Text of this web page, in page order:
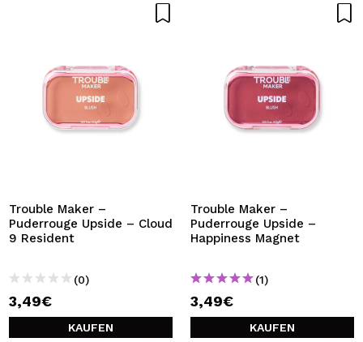
Trouble Maker –
Puderrouge Upside – Cloud
9 Resident
(0)
3,49€
KAUFEN
Trouble Maker –
Puderrouge Upside –
Happiness Magnet
(1)
3,49€
KAUFEN